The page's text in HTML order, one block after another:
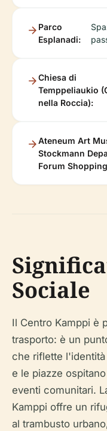
Parco
Esplanadi:
Chiesa di
Temppeliaukio
nella Roccia):
Ateneum Art
Stockmann
Forum
Sociale
Il Centro Kamppi è
trasporto: è un
che riflette
e le piazze
eventi comunitari.
Kamppi offre un
al trambusto